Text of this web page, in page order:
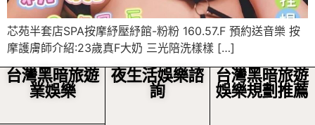
芯苑半套店SPA按摩紓壓紓館-粉粉 160.57.F 預約送音樂 按
摩護膚師介紹:23歲真F大奶 三光陪洗樣樣 […]
台灣黑暗旅遊
業娛樂
夜生活娛樂諮
詢
台灣黑暗旅遊
娛樂規劃推薦